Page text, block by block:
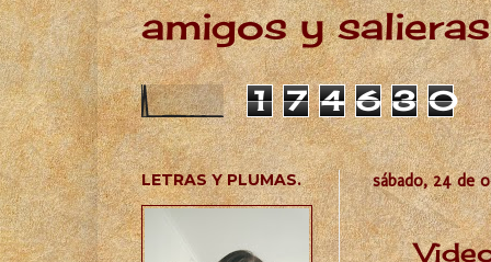
amigos y
1 7 4 6 3 0
sábado, 24 de
LETRAS Y PLUMAS.